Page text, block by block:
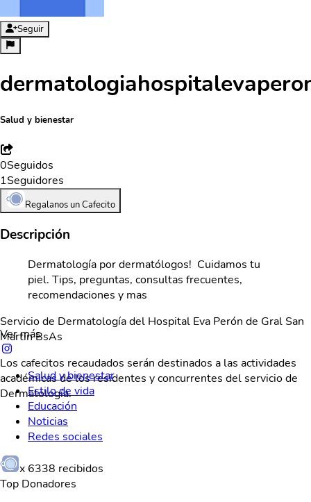
Seguir
Salud y bienestar
0Seguidos
1Seguidores
Regalanos un Cafecito
Descripción
Dermatología por dermatólogos! Cuidamos tu
piel. Tips, preguntas, consultas frecuentes,
recomendaciones y mas
Servicio de Dermatología del Hospital Eva Perón de Gral San
Martín BsAs
Los cafecitos recaudados serán destinados a las actividades
académicas de los residentes y concurrentes del servicio de
Dermatología.
Ver más
Salud y bienestar
Estilo de vida
Educación
Noticias
Redes sociales
x 6338 recibidos
Top Donadores